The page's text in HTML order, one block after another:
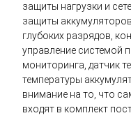
защиты нагрузки и
защиты
глубоких разрядов,
управление системой
мониторинга, датчик
температуры
внимание на то, что
входят в комплект